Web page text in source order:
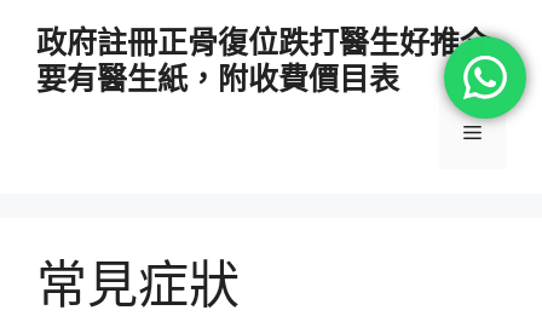
政府註冊正骨復位跌打醫生好推介
要有醫生紙，附收費價目表
選
常見症狀